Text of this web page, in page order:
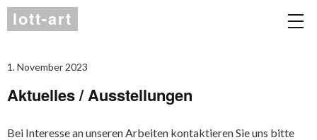
lott-art
1. November 2023
Aktuelles / Ausstellungen
Bei Interesse an unseren Arbeiten kontaktieren Sie uns bitte